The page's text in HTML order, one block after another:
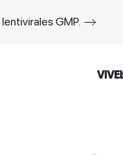
GMP.